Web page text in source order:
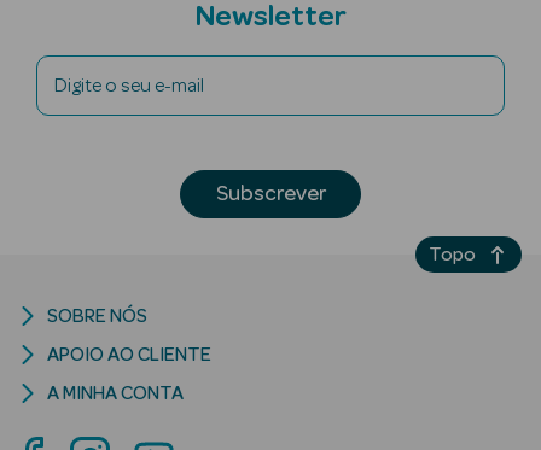
Eau de Parfum
Águas de
Newsletter
Digite o seu e-mail
Subscrever
SOBRE NÓS
APOIO AO CLIENTE
A MINHA CONTA
Topo